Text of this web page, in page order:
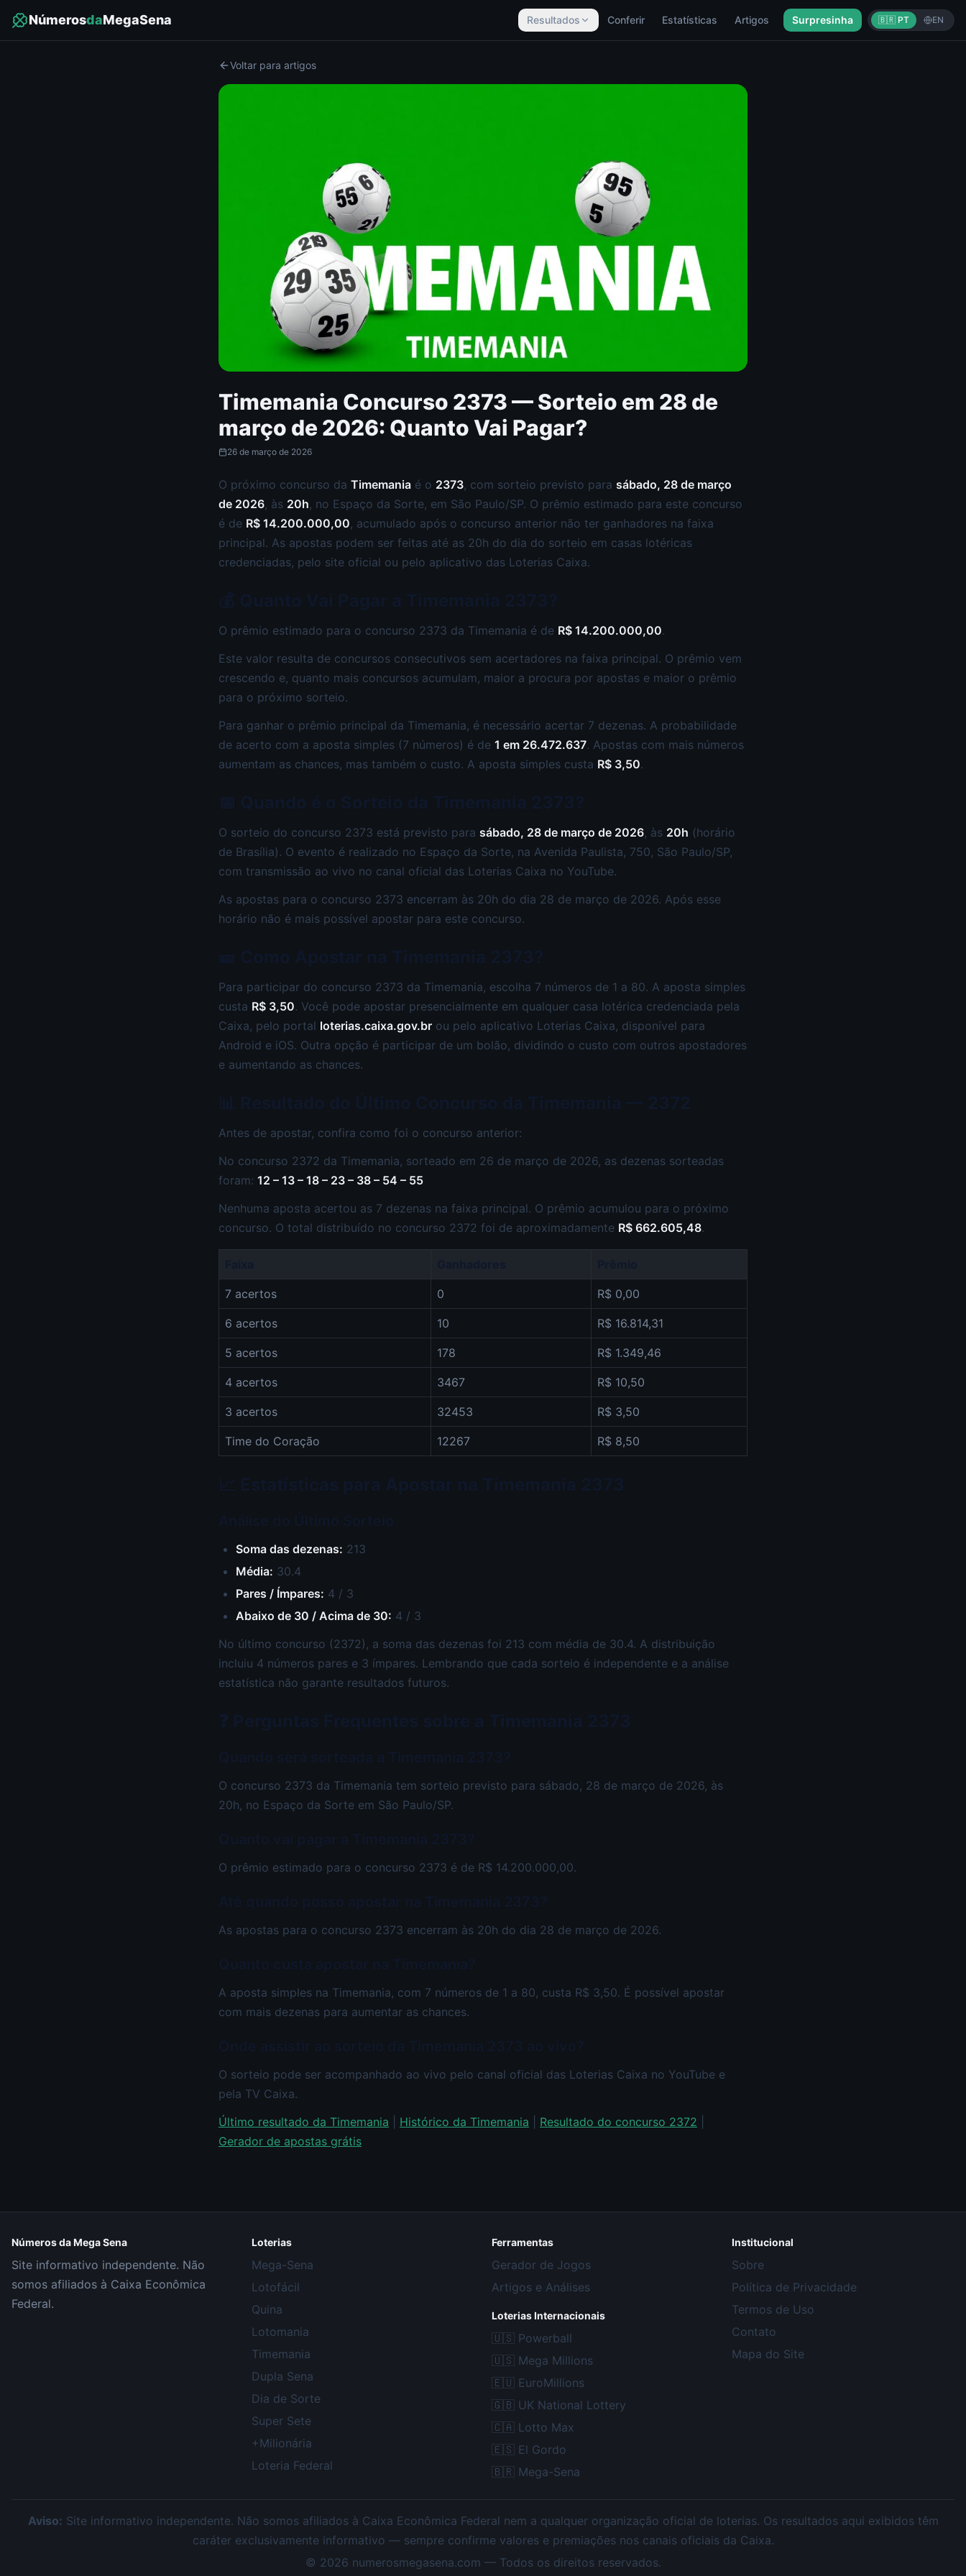
NúmerosdaMegaSena Resultados Conferir Estatísticas Artigos Surpresinha 🇧🇷 PT EN
Voltar para artigos
Timemania Concurso 2373 — Sorteio em 28 de
março de 2026: Quanto Vai Pagar?
26 de março de 2026
O próximo concurso da Timemania é o 2373, com sorteio previsto para sábado, 28 de março
de 2026, às 20h, no Espaço da Sorte, em São Paulo/SP. O prêmio estimado para este concurso
é de R$ 14.200.000,00, acumulado após o concurso anterior não ter ganhadores na faixa
principal. As apostas podem ser feitas até as 20h do dia do sorteio em casas lotéricas
credenciadas, pelo site oficial ou pelo aplicativo das Loterias Caixa.
O prêmio estimado para o concurso 2373 da Timemania é de R$ 14.200.000,00.
Este valor resulta de concursos consecutivos sem acertadores na faixa principal. O prêmio vem
crescendo e, quanto mais concursos acumulam, maior a procura por apostas e maior o prêmio
para o próximo sorteio.
Para ganhar o prêmio principal da Timemania, é necessário acertar 7 dezenas. A probabilidade
de acerto com a aposta simples (7 números) é de 1 em 26.472.637. Apostas com mais números
aumentam as chances, mas também o custo. A aposta simples custa R$ 3,50.
O sorteio do concurso 2373 está previsto para sábado, 28 de março de 2026, às 20h (horário
de Brasília). O evento é realizado no Espaço da Sorte, na Avenida Paulista, 750, São Paulo/SP,
com transmissão ao vivo no canal oficial das Loterias Caixa no YouTube.
As apostas para o concurso 2373 encerram às 20h do dia 28 de março de 2026. Após esse
horário não é mais possível apostar para este concurso.
Para participar do concurso 2373 da Timemania, escolha 7 números de 1 a 80. A aposta simples
custa R$ 3,50. Você pode apostar presencialmente em qualquer casa lotérica credenciada pela
Caixa, pelo portal loterias.caixa.gov.br ou pelo aplicativo Loterias Caixa, disponível para
Android e iOS. Outra opção é participar de um bolão, dividindo o custo com outros apostadores
e aumentando as chances.
Antes de apostar, confira como foi o concurso anterior:
No concurso 2372 da Timemania, sorteado em 26 de março de 2026, as dezenas sorteadas
foram: 12 – 13 – 18 – 23 – 38 – 54 – 55
Nenhuma aposta acertou as 7 dezenas na faixa principal. O prêmio acumulou para o próximo
concurso. O total distribuído no concurso 2372 foi de aproximadamente R$ 662.605,48.
7 acertos 0 R$ 0,00
6 acertos 10 R$ 16.814,31
5 acertos 178 R$ 1.349,46
4 acertos 3467 R$ 10,50
3 acertos 32453 R$ 3,50
Time do Coração 12267 R$ 8,50
Soma das dezenas: 213
Média: 30.4
Pares / Ímpares: 4 / 3
Abaixo de 30 / Acima de 30: 4 / 3
No último concurso (2372), a soma das dezenas foi 213 com média de 30.4. A distribuição
incluiu 4 números pares e 3 ímpares. Lembrando que cada sorteio é independente e a análise
estatística não garante resultados futuros.
O concurso 2373 da Timemania tem sorteio previsto para sábado, 28 de março de 2026, às
20h, no Espaço da Sorte em São Paulo/SP.
O prêmio estimado para o concurso 2373 é de R$ 14.200.000,00.
As apostas para o concurso 2373 encerram às 20h do dia 28 de março de 2026.
A aposta simples na Timemania, com 7 números de 1 a 80, custa R$ 3,50. É possível apostar
com mais dezenas para aumentar as chances.
O sorteio pode ser acompanhado ao vivo pelo canal oficial das Loterias Caixa no YouTube e
pela TV Caixa.
Último resultado da Timemania
Histórico da Timemania Resultado do concurso 2372
Gerador de apostas grátis
Números da Mega Sena
Site informativo independente. Não
somos afiliados à Caixa Econômica
Federal.
Loterias
Mega-Sena
Lotofácil
Quina
Lotomania
Timemania
Dupla Sena
Dia de Sorte
Super Sete
+Milionária
Loteria Federal
Ferramentas
Gerador de Jogos
Artigos e Análises
Loterias Internacionais
🇺🇸 Powerball
🇺🇸 Mega Millions
🇪🇺 EuroMillions
🇬🇧 UK National Lottery
🇨🇦 Lotto Max
🇪🇸 El Gordo
🇧🇷 Mega-Sena
Institucional
Sobre
Política de Privacidade
Termos de Uso
Contato
Mapa do Site
Aviso: Site informativo independente. Não somos afiliados à Caixa Econômica Federal nem a qualquer organização oficial de loterias. Os resultados aqui exibidos têm
caráter exclusivamente informativo — sempre confirme valores e premiações nos canais oficiais da Caixa.
© 2026 numerosmegasena.com — Todos os direitos reservados.